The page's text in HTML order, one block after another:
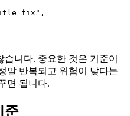
fix",
습니다. 중요한 것은 기준이
말 반복되고 위험이 낮다는
면 됩니다.
준